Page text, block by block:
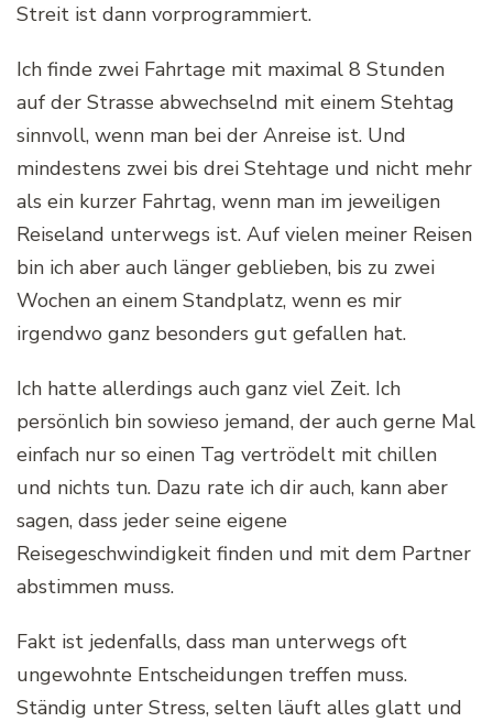
Streit ist dann vorprogrammiert.
Ich finde zwei Fahrtage mit maximal 8 Stunden
auf der Strasse abwechselnd mit einem Stehtag
sinnvoll, wenn man bei der Anreise ist. Und
mindestens zwei bis drei Stehtage und nicht mehr
als ein kurzer Fahrtag, wenn man im jeweiligen
Reiseland unterwegs ist. Auf vielen meiner Reisen
bin ich aber auch länger geblieben, bis zu zwei
Wochen an einem Standplatz, wenn es mir
irgendwo ganz besonders gut gefallen hat.
Ich hatte allerdings auch ganz viel Zeit. Ich
persönlich bin sowieso jemand, der auch gerne Mal
einfach nur so einen Tag vertrödelt mit chillen
und nichts tun. Dazu rate ich dir auch, kann aber
sagen, dass jeder seine eigene
Reisegeschwindigkeit finden und mit dem Partner
abstimmen muss.
Fakt ist jedenfalls, dass man unterwegs oft
ungewohnte Entscheidungen treffen muss.
Ständig unter Stress, selten läuft alles glatt und